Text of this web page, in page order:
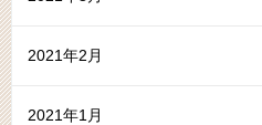
2021年2月
2021年1月